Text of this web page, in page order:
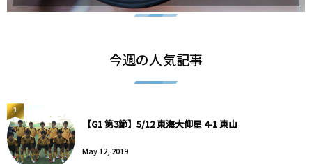
今週の人気記事
【G1 第3節】5/12 東海大仰星 4-1 東山
May 12, 2019
1